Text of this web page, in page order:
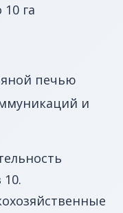
га
печью
и